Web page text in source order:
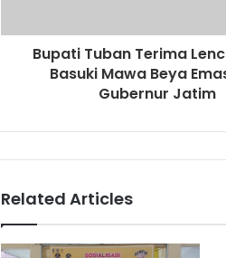
r
Bupati Tuban Terima
Basuki Mawa Beya
Gubernur Jatim
Related Articles